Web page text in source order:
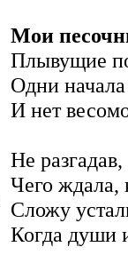
Мои
Плывущие
Одни
И нет
Не
Чего ждала,
Сложу
Когда души